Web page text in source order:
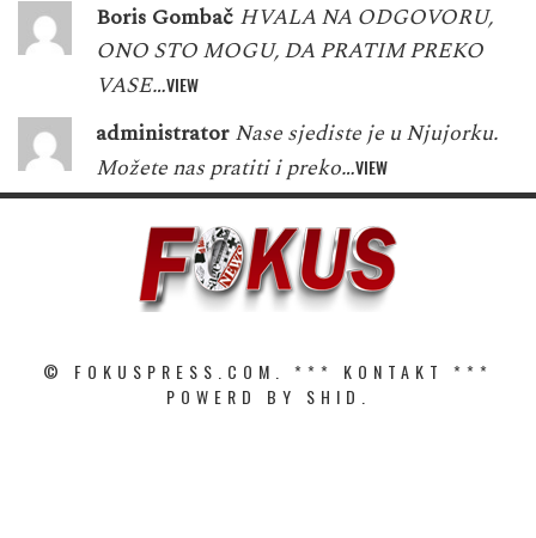
Boris Gombač HVALA NA ODGOVORU,
ONO STO MOGU, DA PRATIM PREKO
VASE…VIEW
administrator Nase sjediste je u Njujorku.
Možete nas pratiti i preko…VIEW
© FOKUSPRESS.COM. *** KONTAKT
***
POWERD BY SHID.